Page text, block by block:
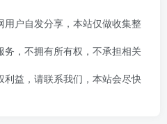
户自发分享，本站仅做收集整
，不拥有所有权，不承担相关
益，请联系我们，本站会尽快